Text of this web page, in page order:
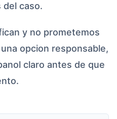
del caso.
y no prometemos
opcion responsable,
claro antes de que